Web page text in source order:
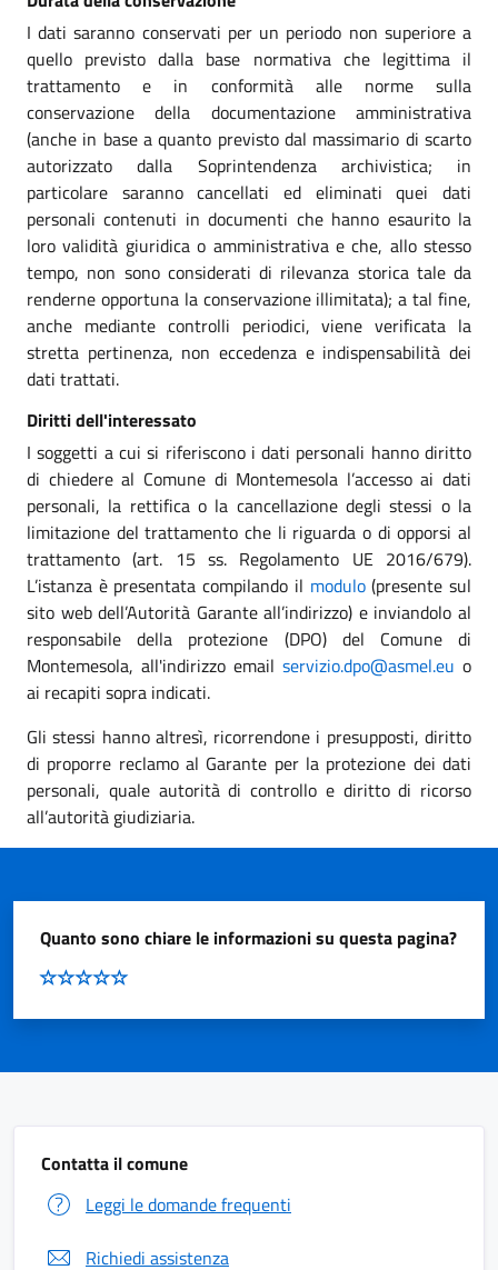
I dati saranno conservati per un periodo non superiore a
quello previsto dalla base normativa che legittima il
trattamento e in conformità alle norme sulla
conservazione della documentazione amministrativa
(anche in base a quanto previsto dal massimario di scarto
autorizzato dalla Soprintendenza archivistica; in
particolare saranno cancellati ed eliminati quei dati
personali contenuti in documenti che hanno esaurito la
loro validità giuridica o amministrativa e che, allo stesso
tempo, non sono considerati di rilevanza storica tale da
renderne opportuna la conservazione illimitata); a tal fine,
anche mediante controlli periodici, viene verificata la
stretta pertinenza, non eccedenza e indispensabilità dei
dati trattati.
Diritti dell'interessato
I soggetti a cui si riferiscono i dati personali hanno diritto
di chiedere al Comune di Montemesola l’accesso ai dati
personali, la rettifica o la cancellazione degli stessi o la
limitazione del trattamento che li riguarda o di opporsi al
trattamento (art. 15 ss. Regolamento UE 2016/679).
L’istanza è presentata compilando il modulo(presente sul
sito web dell’Autorità Garante all’indirizzo) e inviandolo al
responsabile della protezione (DPO) del Comune di
Montemesola, all'indirizzo email servizio.dpo@asmel.eu o
ai recapiti sopra indicati.
Gli stessi hanno altresì, ricorrendone i presupposti, diritto
di proporre reclamo al Garante per la protezione dei dati
personali, quale autorità di controllo e diritto di ricorso
all’autorità giudiziaria.
Quanto sono chiare le informazioni su questa pagina?
Contatta il comune
Leggi le domande frequenti
Richiedi assistenza